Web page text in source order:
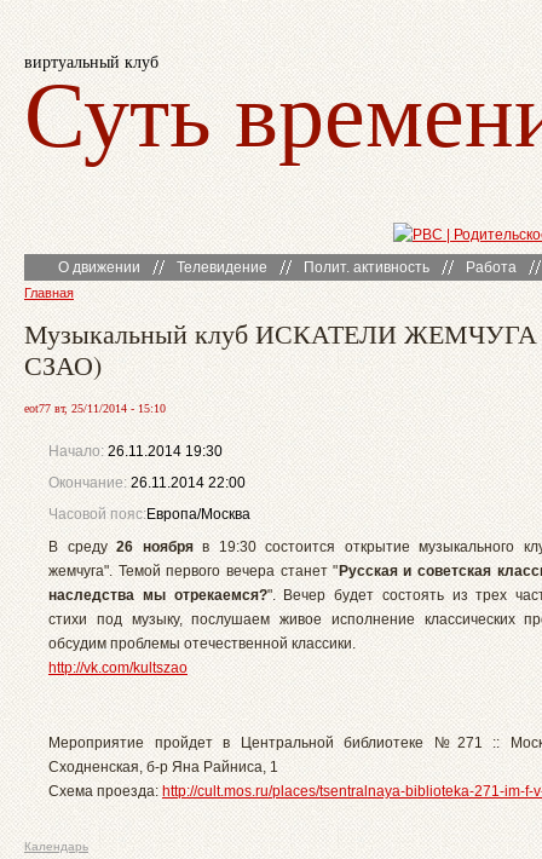
виртуальный клуб
Суть
О движении Телевидение Полит. активность Работа
Главная
Музыкальный клуб ИСКАТЕЛИ ЖЕМЧУГА
СЗАО)
eot77 вт, 25/11/2014 - 15:10
Начало:26.11.2014 19:30
Окончание: 26.11.2014 22:00
Часовой пояс:Европа/Москва
В среду 26 ноябряв 19:30 состоится открытие музыкального
жемчуга". Темой первого вечера станет " Русская и советская
наследства мы отрекаемся?". Вечер будет состоять из трех
стихи под музыку, послушаем живое исполнение классических
обсудим проблемы отечественной классики.
http://vk.com/kultszao
Мероприятие пройдет в Центральной библиотеке №271 ::
Сходненская, б-р Яна Райниса, 1
Схема проезда: http://cult.mos.ru/places/tsentralnaya-biblioteka-271-im-f-
Календарь